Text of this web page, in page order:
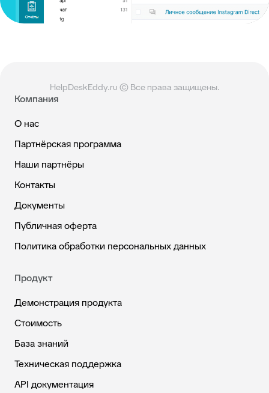
HelpDeskEddy.ru © Все права защищены.
Компания
О нас
Партнёрская программа
Наши партнёры
Контакты
Документы
Публичная оферта
Политика обработки персональных данных
Продукт
Демонстрация продукта
Стоимость
База знаний
Техническая поддержка
API документация